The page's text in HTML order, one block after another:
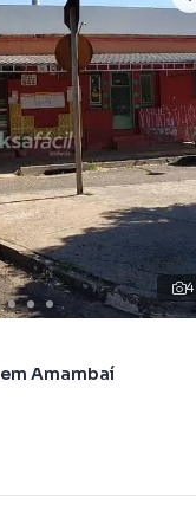
você consegue
Já vendemos e
porque temos uma
para Campo Grande,
uma maior
programadores,
proprietários e
4
Amambaí